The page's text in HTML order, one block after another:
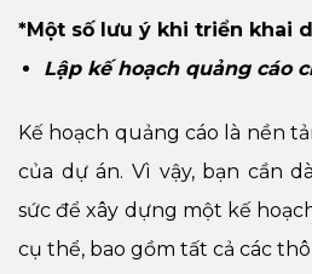
*Một số lưu ý khi triển khai
Lập kế hoạch quảng cáo
Kế hoạch quảng cáo là nền
của dự án. Vì vậy, bạn cần
sức để xây dựng một kế
cụ thể, bao gồm tất cả các